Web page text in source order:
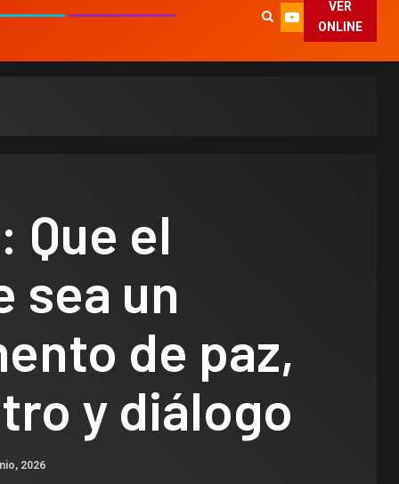
VER
ONLINE
Que el
sea un
de paz,
y diálogo
2026